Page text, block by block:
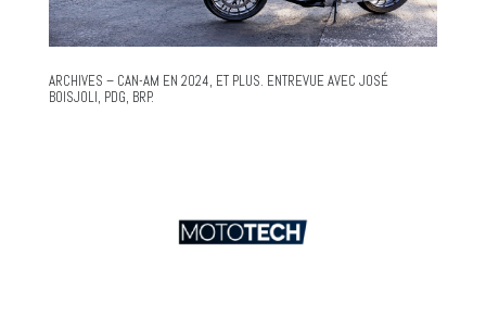
ARCHIVES – CAN-AM EN 2024, ET PLUS. ENTREVUE AVEC JOSÉ
BOISJOLI, PDG, BRP.